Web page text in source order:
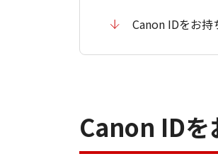
Canon IDをお
Canon IDを